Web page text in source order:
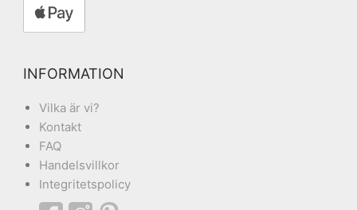
INFORMATION
Vilka är vi?
Kontakt
FAQ
Handelsvillkor
Integritetspolicy